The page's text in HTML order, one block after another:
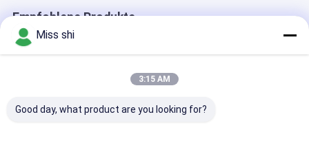
Empfohlene Produkte
Miss shi
3:15 AM
Good day, what product are you looking for?